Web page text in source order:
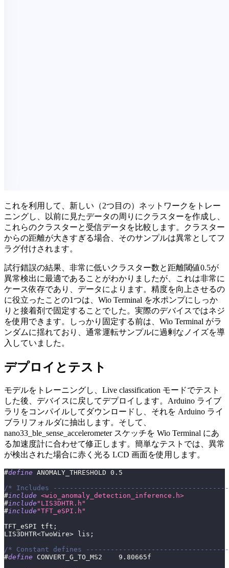
これを利用して、新しい（2つ目の）ネットワークをトレー
ニングし、以前に見たデータの周りにクラスターを作成し、
これらのクラスターと受信データを比較します。クラスター
からの距離が大きすぎる場合、そのサンプルは異常としてフ
ラグ付けされます。
試行錯誤の結果、非常に低いクラスター数と距離閾値0.5が
異常検出に最適であることがわかりましたが、これは非常に
ケース依存であり、データによります。精度を向上させるの
に役立ったことの1つは、Wio Terminal を水ポンプにしっか
りと接着剤で固定することでした。実際のデバイスではネジ
を使用できます。しっかり固定する前は、Wio Terminal がラ
ンダムに揺れており、通常運転サンプルに過剰なノイズを導
入していました。
デプロイとテスト
モデルをトレーニングし、Live classification モードでテスト
した後、デバイスに戻してデプロイします。Arduino ライブ
ラリをコンパイルしてダウンロードし、それを Arduino ライ
ブラリフォルダに抽出します。そして、
nano33_ble_sense_accelerometer スケッチを Wio Terminal にあ
る加速度計に合わせて修正します。簡単なテストでは、異常
が検出された場合に赤く光る LCD 画面を使用します。
#define ANOMALY_THRESHOLD 0.5
/* Includes
#include <wio_anomaly_detection_inference.h>
#include "LIS3DHTR.h"
#include "TFT_eSPI.h"
TFT_eSPI tft ;
LIS3DHTR<TwoWire> lis ;
/* Constant defines
#define CONVERT_G_TO_MS2
9.80665f